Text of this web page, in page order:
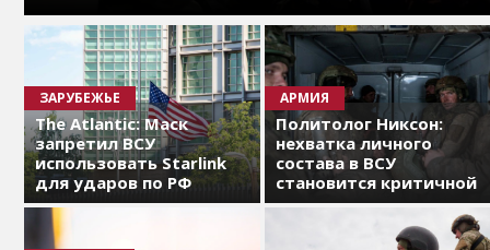
ЗАРУБЕЖЬЕ
The Atlantic: Маск
запретил ВСУ
использовать Starlink
для ударов по РФ
АРМИЯ
Политолог Никсон:
нехватка личного
состава в ВСУ
становится критичной